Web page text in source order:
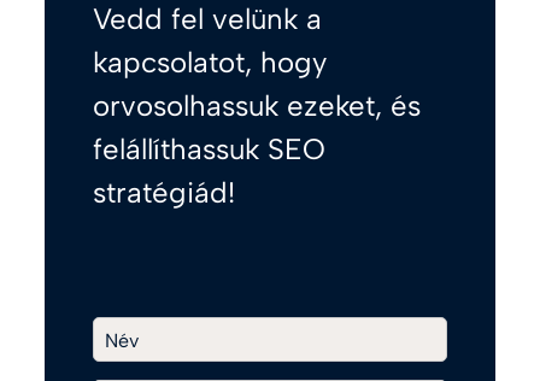
Vedd fel velünk a
kapcsolatot, hogy
orvosolhassuk ezeket, és
felállíthassuk SEO
stratégiád!
Név